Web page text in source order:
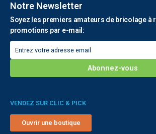
Notre Newsletter
Soyez les premiers amateurs de bricolage à
promotions par e-mail:
VENDEZ SUR CLIC & PICK
Ouvrir une boutique